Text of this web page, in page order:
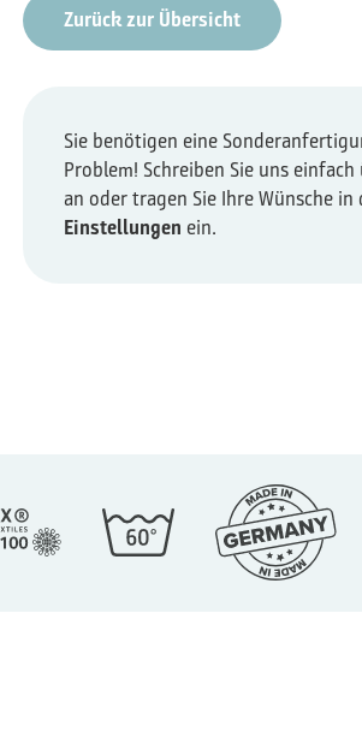
Zurück zur Übersicht
Sie benötigen eine
Problem! Schreiben Sie uns
an oder tragen Sie Ihre Wünsche in
Einstellungen ein.